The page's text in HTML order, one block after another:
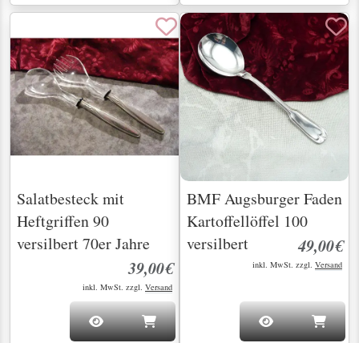
Salatbesteck mit
Heftgriffen 90
versilbert 70er Jahre
39,00€
inkl. MwSt. zzgl. Versand
BMF Augsburger Faden
Kartoffellöffel 100
versilbert
49,00€
inkl. MwSt. zzgl. Versand